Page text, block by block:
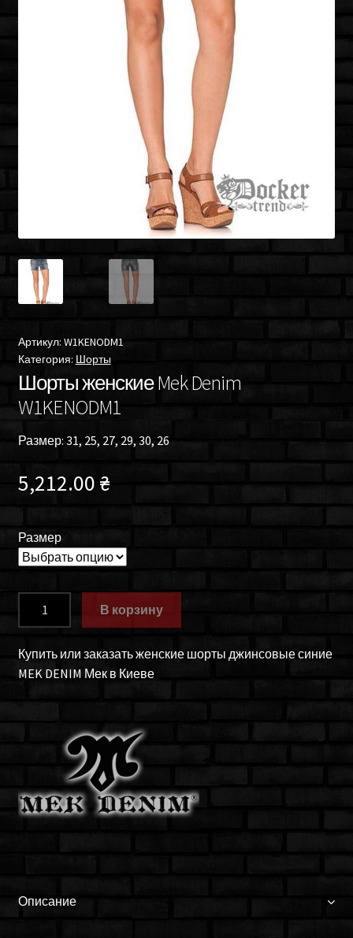
Артикул: W1KENODM1
Категория: Шорты
Шорты женские Mek Denim
W1KENODM1
Размер: 31, 25, 27, 29, 30, 26
5,212.00 ₴
Размер
женские
Mek
Denim
В корзину
Купить или заказать женские шорты джинсовые синие
MEK DENIM Мек в Киеве
Описание